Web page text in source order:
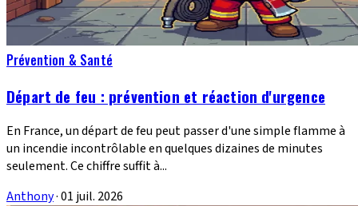
Prévention & Santé
Départ de feu : prévention et réaction d'urgence
En France, un départ de feu peut passer d'une simple flamme à
un incendie incontrôlable en quelques dizaines de minutes
seulement. Ce chiffre suffit à...
Anthony·01 juil. 2026